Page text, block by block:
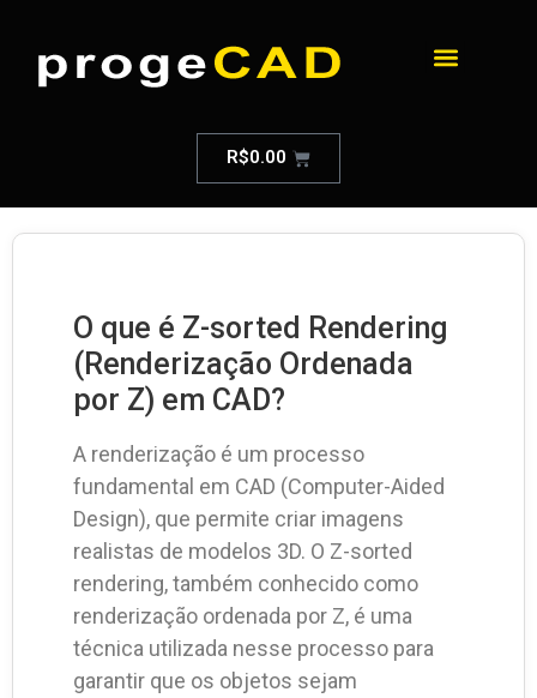
R$0.00
O que é Z-sorted Rendering
(Renderização Ordenada
por Z) em CAD?
A renderização é um processo
fundamental em CAD (Computer-Aided
Design), que permite criar imagens
realistas de modelos 3D. O Z-sorted
rendering, também conhecido como
renderização ordenada por Z, é uma
técnica utilizada nesse processo para
garantir que os objetos sejam